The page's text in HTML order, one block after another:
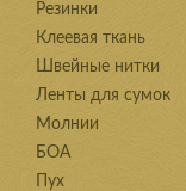
Резинки
Клеевая ткань
Швейные нитки
Ленты для сумок
Молнии
БОА
Пух